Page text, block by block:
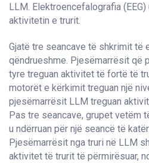
LLM. Elektroencefalografia
aktivitetin e trurit.
Gjatë tre seancave të shkrimit të
qëndrueshme. Pjesëmarrësit që
tyre treguan aktivitet të fortë të
motorët e kërkimit treguan një
pjesëmarrësit LLM treguan
Pas tre seancave, grupet vetëm
u ndërruan për një seancë të
Pjesëmarrësit nga truri në LLM
aktivitet të trurit të përmirësuar,